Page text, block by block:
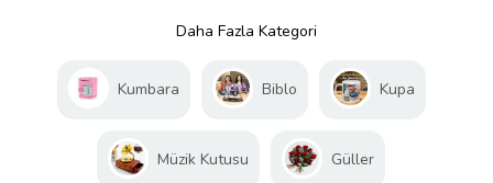
Daha Fazla Kategori
Kumbara Biblo Kupa
Müzik Kutusu Güller